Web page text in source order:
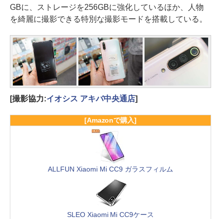
GBに、ストレージを256GBに強化しているほか、人物
を綺麗に撮影できる特別な撮影モードを搭載している。
[撮影協力:イオシス アキバ中央通店]
[Amazonで購入]
ALLFUN Xiaomi Mi CC9 ガラスフィルム
SLEO Xiaomi Mi CC9ケース